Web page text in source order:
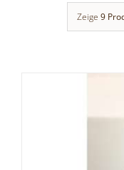
Zeige 9